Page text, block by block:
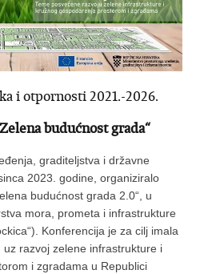
i otpornosti 2021.-2026.
budućnost grada“
graditeljstva i državne
2023. godine, organiziralo
budućnost grada 2.0“, u
mora, prometa i infrastrukture
Konferencija je za cilj imala
razvoj zelene infrastrukture i
i zgradama u Republici